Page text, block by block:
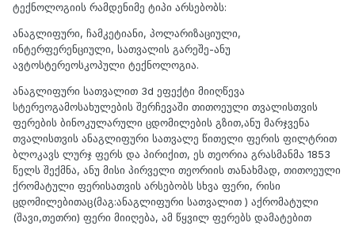
ტექნოლოგიის რამდენიმე ტიპი არსებობს:
ანაგლიფური, ჩამკეტიანი, პოლარიზაციული,
ინტერფერენციული, სათვალის გარეშე-ანუ
ავტოსტერეოსკოპული ტექნოლოგია.
ანაგლიფური სათვალით 3d ეფექტი მიიღწევა
სტერეოგამოსახულების შერჩევაში თითოეული თვალისთვის
ფერების ბინოკულარული ცდომილების გზით,ანუ მარჯვენა
თვალისთვის ანაგლიფური სათვალე წითელი ფერის ფილტრით
ბლოკავს ლურჯ ფერს და პირიქით, ეს თეორია გრასმანმა 1853
წელს შექმნა, ანუ მისი პირველი თეორიის თანახმად, თითოეული
ქრომატული ფერისათვის არსებობს სხვა ფერი, რისი
ცდომილებითაც(მაგ:ანაგლიფური სათვალით ) აქრომატული
(შავი,თეთრი) ფერი მიიღება, ამ წყვილ ფერებს დამატებით